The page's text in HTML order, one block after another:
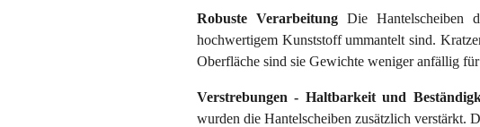
Robuste Verarbeitung Die Hantelscheiben
hochwertigem Kunststoff ummantelt sind.
Oberfläche sind sie Gewichte weniger anfällig
Verstrebungen - Haltbarkeit und
wurden die Hantelscheiben zusätzlich verstärkt.